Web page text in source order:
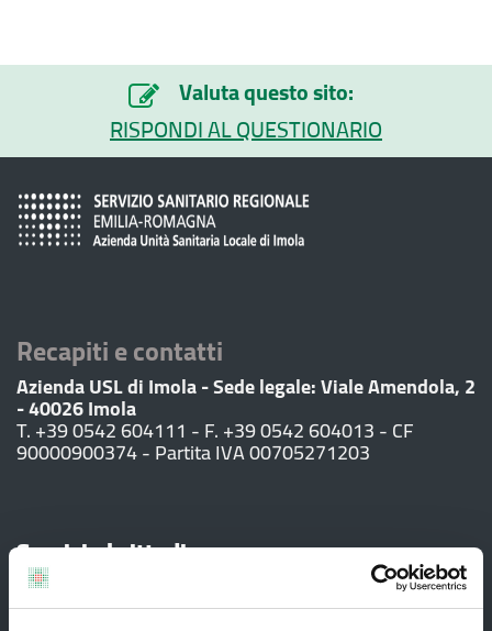
Valuta questo sito:
RISPONDI AL QUESTIONARIO
Recapiti e contatti
Azienda USL di Imola - Sede legale: Viale Amendola, 2
- 40026 Imola
T. +39 0542 604111 - F. +39 0542 604013 - CF
90000900374 - Partita IVA 00705271203
Servizi al cittadino
Ambulatori di Continuità Assistenziale